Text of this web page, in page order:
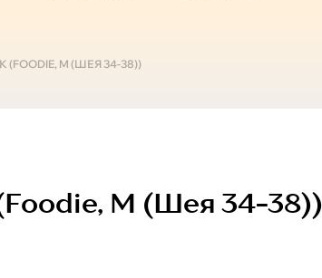
M (ШЕЯ 34-38))
M (шея 34-38))